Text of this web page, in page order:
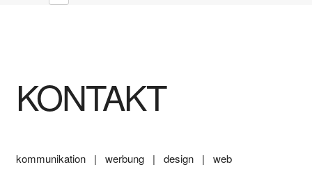
KONTAKT
kommunikation | werbung | design | web